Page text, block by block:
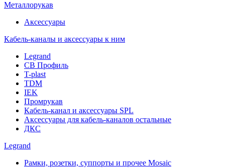
Металлорукав
Аксессуары
Кабель-каналы и аксессуары к ним
Legrand
СВ Профиль
T-plast
TDM
IEK
Промрукав
Кабель-канал и аксессуары SPL
Аксессуары для кабель-каналов остальные
ДКС
Legrand
Рамки, розетки, суппорты и прочее Mosaic